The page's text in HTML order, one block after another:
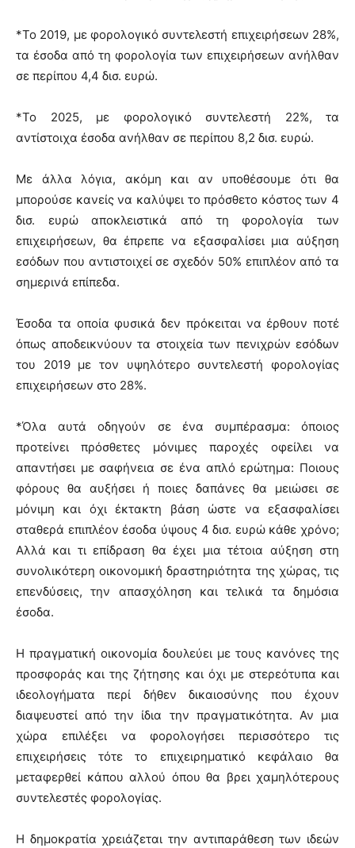
*Το 2019, με φορολογικό συντελεστή επιχειρήσεων 28%,
τα έσοδα από τη φορολογία των επιχειρήσεων ανήλθαν
σε περίπου 4,4 δισ. ευρώ.
*Το 2025, με φορολογικό συντελεστή 22%, τα
αντίστοιχα έσοδα ανήλθαν σε περίπου 8,2 δισ. ευρώ.
Με άλλα λόγια, ακόμη και αν υποθέσουμε ότι θα
μπορούσε κανείς να καλύψει το πρόσθετο κόστος των 4
δισ. ευρώ αποκλειστικά από τη φορολογία των
επιχειρήσεων, θα έπρεπε να εξασφαλίσει μια αύξηση
εσόδων που αντιστοιχεί σε σχεδόν 50% επιπλέον από τα
σημερινά επίπεδα.
Έσοδα τα οποία φυσικά δεν πρόκειται να έρθουν ποτέ
όπως αποδεικνύουν τα στοιχεία των πενιχρών εσόδων
του 2019 με τον υψηλότερο συντελεστή φορολογίας
επιχειρήσεων στο 28%.
*Όλα αυτά οδηγούν σε ένα συμπέρασμα: όποιος
προτείνει πρόσθετες μόνιμες παροχές οφείλει να
απαντήσει με σαφήνεια σε ένα απλό ερώτημα: Ποιους
φόρους θα αυξήσει ή ποιες δαπάνες θα μειώσει σε
μόνιμη και όχι έκτακτη βάση ώστε να εξασφαλίσει
σταθερά επιπλέον έσοδα ύψους 4 δισ. ευρώ κάθε χρόνο;
Αλλά και τι επίδραση θα έχει μια τέτοια αύξηση στη
συνολικότερη οικονομική δραστηριότητα της χώρας, τις
επενδύσεις, την απασχόληση και τελικά τα δημόσια
έσοδα.
Η πραγματική οικονομία δουλεύει με τους κανόνες της
προσφοράς και της ζήτησης και όχι με στερεότυπα και
ιδεολογήματα περί δήθεν δικαιοσύνης που έχουν
διαψευστεί από την ίδια την πραγματικότητα. Αν μια
χώρα επιλέξει να φορολογήσει περισσότερο τις
επιχειρήσεις τότε το επιχειρηματικό κεφάλαιο θα
μεταφερθεί κάπου αλλού όπου θα βρει χαμηλότερους
συντελεστές φορολογίας.
Η δημοκρατία χρειάζεται την αντιπαράθεση των ιδεών